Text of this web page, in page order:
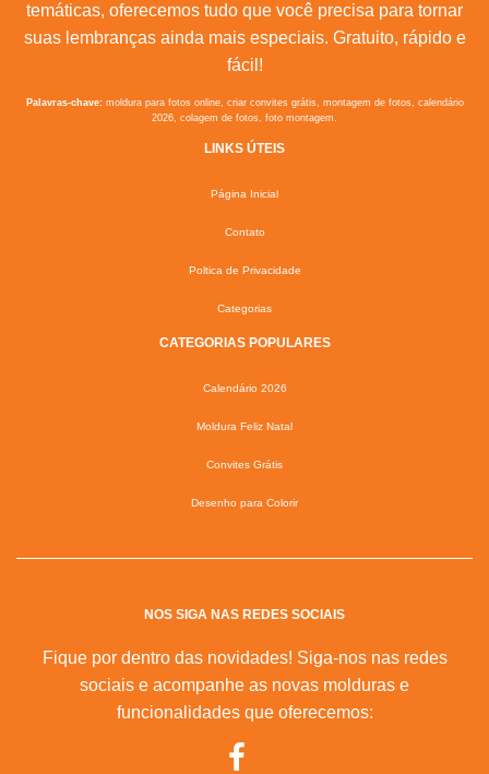
temáticas, oferecemos tudo que você precisa para tornar
suas lembranças ainda mais especiais. Gratuito, rápido e
fácil!
Palavras-chave:moldura para fotos online, criar convites grátis, montagem de fotos, calendário
2026, colagem de fotos, foto montagem.
LINKS ÚTEIS
Página Inicial
Contato
Poltica de Privacidade
Categorias
CATEGORIAS POPULARES
Calendário 2026
Moldura Feliz Natal
Convites Grátis
Desenho para Colorir
NOS SIGA NAS REDES SOCIAIS
Fique por dentro das novidades! Siga-nos nas redes
sociais e acompanhe as novas molduras e
funcionalidades que oferecemos: